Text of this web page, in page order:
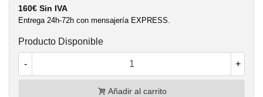
160€ Sin IVA
Entrega 24h-72h con mensajería EXPRESS.
Producto Disponible
- +
Añadir al carrito